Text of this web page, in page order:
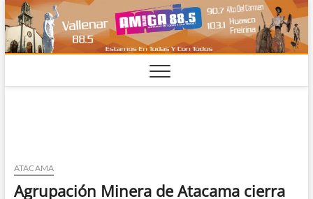
Saltar
al
contenido
ATACAMA
Agrupación Minera de Atacama cierra